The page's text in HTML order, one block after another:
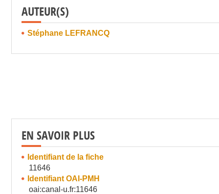
AUTEUR(S)
Stéphane LEFRANCQ
EN SAVOIR PLUS
Identifiant de la fiche
11646
Identifiant OAI-PMH
oai:canal-u.fr:11646